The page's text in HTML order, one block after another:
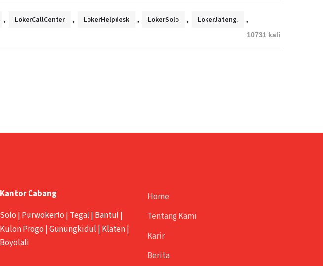
, LokerCallCenter , LokerHelpdesk , LokerSolo , LokerJateng. ,
10731 kali
Kantor Cabang
Solo Purwokerto Tegal Bantul
Kulon Progo Gunungkidul Klaten
Boyolali
Home
Tentang Kami
Karir
Berita